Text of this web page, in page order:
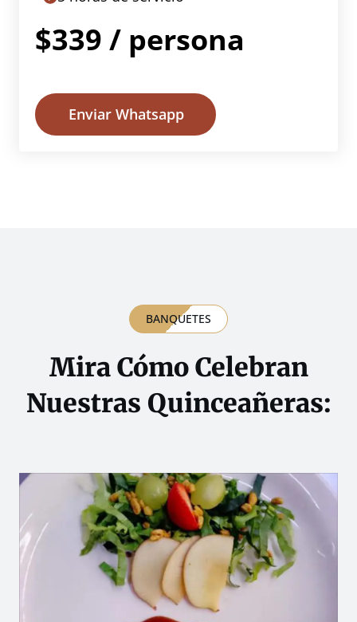
$339 / persona
Enviar Whatsapp
BANQUETES
Mira Cómo Celebran
Nuestras Quinceañeras: